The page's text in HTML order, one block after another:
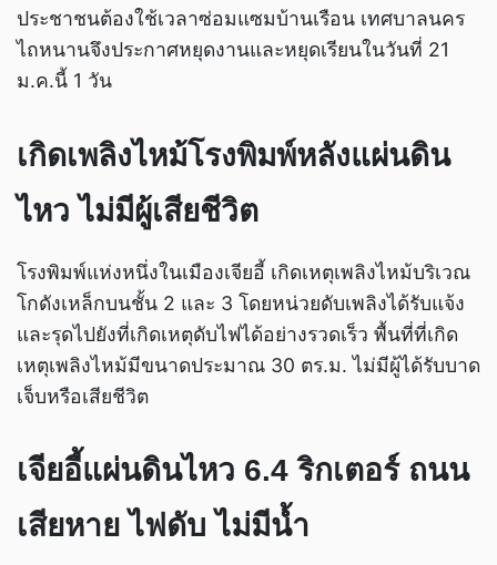
ประชาชนต้องใช้เวลาซ่อมแซมบ้านเรือน เทศบาลนคร
ไถหนานจึงประกาศหยุดงานและหยุดเรียนในวันที่ 21
ม.ค.นี้ 1 วัน
เกิดเพลิงไหม้โรงพิมพ์หลังแผ่นดิน
ไหว ไม่มีผู้เสียชีวิต
โรงพิมพ์แห่งหนึ่งในเมืองเจียอี้ เกิดเหตุเพลิงไหม้บริเวณ
โกดังเหล็กบนชั้น 2 และ 3 โดยหน่วยดับเพลิงได้รับแจ้ง
และรุดไปยังที่เกิดเหตุดับไฟได้อย่างรวดเร็ว พื้นที่ที่เกิด
เหตุเพลิงไหม้มีขนาดประมาณ 30 ตร.ม. ไม่มีผู้ได้รับบาด
เจ็บหรือเสียชีวิต
เจียอี้แผ่นดินไหว 6.4 ริกเตอร์ ถนน
เสียหาย ไฟดับ ไม่มีน้ำ